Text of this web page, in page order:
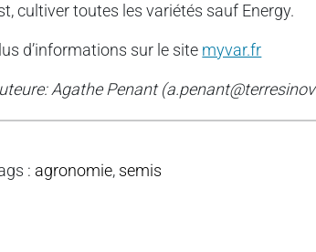
cultiver toutes les variétés sauf Energy.
d’informations sur le site myvar.fr
Agathe Penant
: agronomie, semis